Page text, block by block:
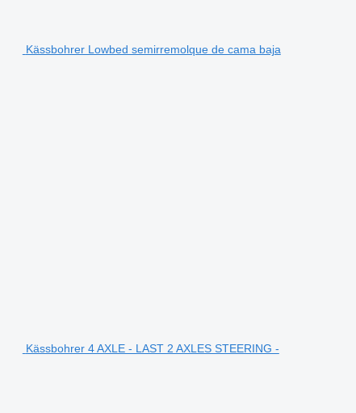
Kässbohrer Lowbed semirremolque de cama baja
Kässbohrer 4 AXLE - LAST 2 AXLES STEERING -